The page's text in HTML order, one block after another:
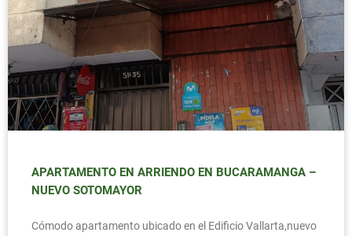
APARTAMENTO EN ARRIENDO EN BUCARAMANGA –
NUEVO SOTOMAYOR
Cómodo apartamento ubicado en el Edificio Vallarta,nuevo